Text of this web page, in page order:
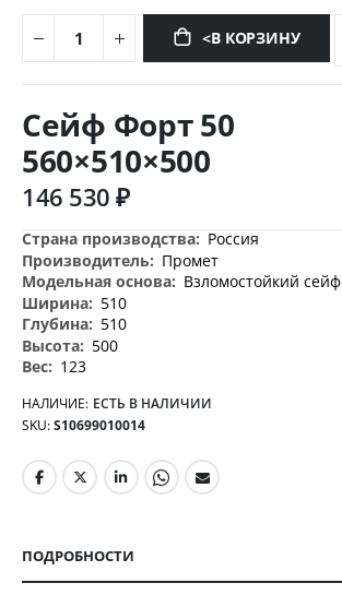
<В КОРЗИНУ
началу
изображений
Сейф Форт 50
560×510×500
146 530 ₽
Дополнительная
информация
Россия
Промет
Взломостойкий сейф
510
510
500
123
НАЛИЧИЕ: ЕСТЬ В НАЛИЧИИ
SKU S10699010014
ПОДРОБНОСТИ